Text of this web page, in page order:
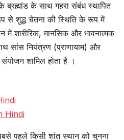
ब्रह्मांड के साथ गहरा संबंध स्थापित
से शुद्ध चेतना की स्थिति के रूप में
में शारीरिक, मानसिक और भावनात्मक
सांस नियंत्रण (प्राणायाम) और
शामिल होता है ।
Hindi
पहले किसी शांत स्थान को चुनना